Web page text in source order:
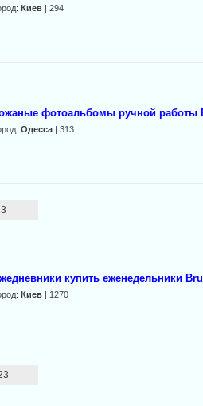
Киев| 294
фотоальбомы ручной работы
Одесса| 313
купить еженедельники
Киев| 1270